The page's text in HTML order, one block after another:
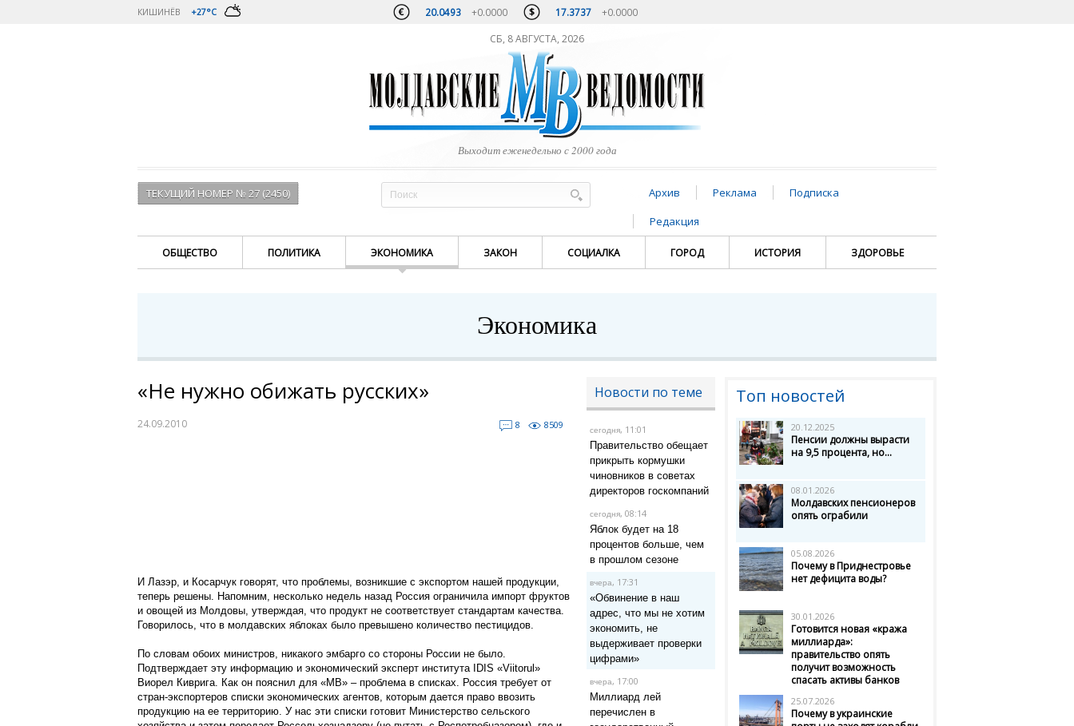
КИШИНЁВ +27°C 20.0493 +0.0000 17.3737 +0.0000
СБ, 8 АВГУСТА, 2026
Выходит еженедельно с 2000 года
ТЕКУЩИЙ НОМЕР № 27 (2450) Архив Реклама
Подписка
Редакция
ОБЩЕСТВО ПОЛИТИКА ЭКОНОМИКА ЗАКОН СОЦИАЛКА ГОРОД ИСТОРИЯ ЗДОРОВЬЕ
Экономика
«Не нужно обижать русских»
24.09.2010 8 8509
И Лазэр, и Косарчук говорят, что проблемы, возникшие с экспортом нашей продукции,
теперь решены. Напомним, несколько недель назад Россия ограничила импорт фруктов
и овощей из Молдовы, утверждая, что продукт не соответствует стандартам качества.
Говорилось, что в молдавских яблоках было превышено количество пестицидов.
По словам обоих министров, никакого эмбарго со стороны России не было.
Подтверждает эту информацию и экономический эксперт института IDIS «Viitorul»
Виорел Киврига. Как он пояснил для «МВ» – проблема в списках. Россия требует от
стран-экспортеров списки экономических агентов, которым дается право ввозить
продукцию на ее территорию. У нас эти списки готовит Министерство сельского
Новости по теме
сегодня, 11:01
Правительство обещает
прикрыть кормушки
чиновников в советах
директоров госкомпаний
сегодня, 08:14
Яблок будет на 18
процентов больше, чем
в прошлом сезоне
вчера, 17:31
«Обвинение в наш
адрес, что мы не хотим
экономить, не
выдерживает проверки
цифрами»
вчера, 17:00
Миллиард лей
перечислен в
Топ новостей
20.12.2025
Пенсии должны вырасти
на 9,5 процента, но...
08.01.2026
Молдавских пенсионеров
опять ограбили
05.08.2026
Почему в Приднестровье
нет дефицита воды?
30.01.2026
Готовится новая «кража
миллиарда»:
правительство опять
получит возможность
спасать активы банков
25.07.2026
Почему в украинские